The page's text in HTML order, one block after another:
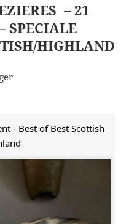
– 21
SPECIALE
HIGHLAND
- Best of Best Scottish